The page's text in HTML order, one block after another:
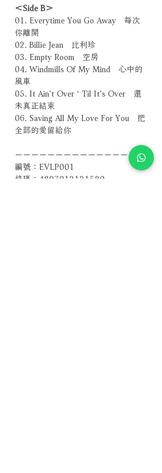
＜Side B＞
01. Everytime You Go Away 每次
你離開
02. Billie Jean 比利珍
03. Empty Room 空房
04. Windmills Of My Mind 心中的
風車
05. It Ain’t Over ‘ Til It’s Over 還
未真正結束
06. Saving All My Love For You 把
全部的愛留給你
－－－－－－－－－－－－－－－－
編號：EVLP001
條碼：4897012121580